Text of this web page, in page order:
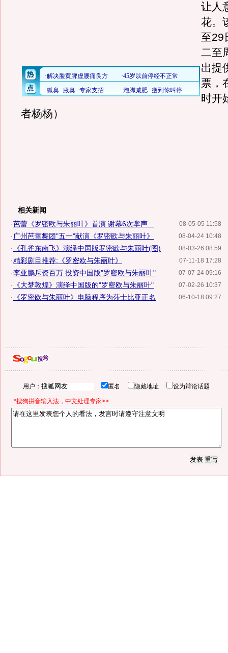
让人
花。
至29
二至
出提
票，
时开
者杨杨）
相关新闻
08-05-05 11:58
·芭蕾《罗密欧与朱丽叶》首演 谢幕6次掌声...
08-04-24 10:48
· 广州芭蕾舞团"五一"献演《罗密欧与朱丽叶》
08-03-26 08:59
· 《孔雀东南飞》演绎中国版罗密欧与朱丽叶(图)
07-11-18 17:28
·精彩剧目推荐:《罗密欧与朱丽叶》
07-07-24 09:16
·李亚鹏斥资百万 投资中国版"罗密欧与朱丽叶"
07-02-26 10:37
· 《大梦敦煌》演绎中国版的"罗密欧与朱丽叶"
06-10-18 09:27
· 《罗密欧与朱丽叶》电脑程序为莎士比亚正名
用户： 匿名 隐藏地址 设为辩论话题
*搜狗拼音输入法，中文处理专家>>